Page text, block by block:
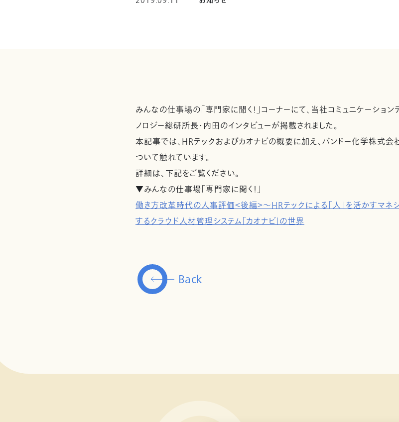
みんなの仕事場の「専門家に聞く！」コーナーにて、当社コミュニケーション
ノロジー総研所長・内田のインタビューが掲載されました。
本記事では、HRテックおよびカオナビの概要に加え、バンドー化学株式会
ついて触れています。
詳細は、下記をご覧ください。
▼みんなの仕事場「専門家に聞く！」
働き方改革時代の人事評価＜後編＞～HRテックによる「人」を活かすマネ
するクラウド人材管理システム「カオナビ」の世界
Back